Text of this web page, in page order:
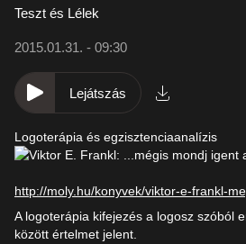
Teszt és Lélek
2015.01.31. - 09:30
Lejátszás
Logoterápia és egzisztenciaanalízis
http://moly.hu/konyvek/viktor-e-frankl-
A logoterápia kifejezés a logosz szóból
között értelmet jelent.